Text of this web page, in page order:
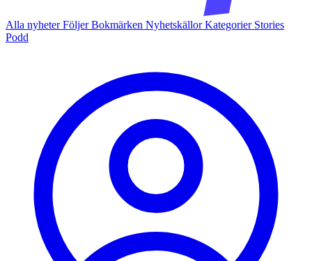
Alla nyheterFöljerBokmärken NyhetskällorKategorier Stories
Podd